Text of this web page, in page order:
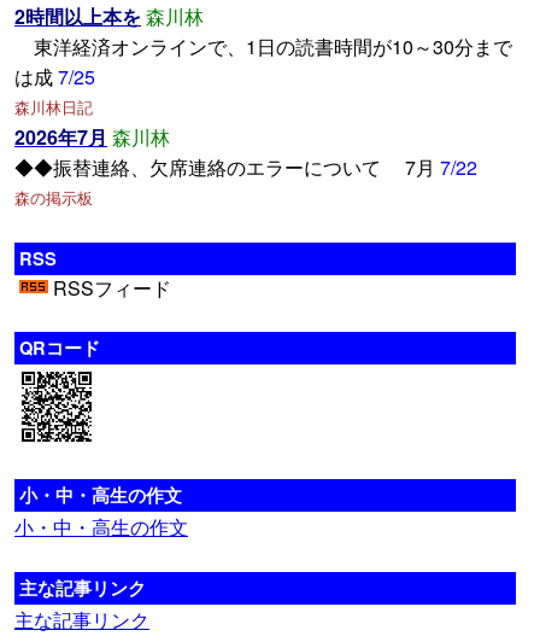
2時間以上本を森川林
東洋経済オンラインで、1日の読書時間が10～30分まで
は成7/25
森川林日記
2026年7月 森川林
◆◆振替連絡、欠席連絡のエラーについて 7月 7/22
森の掲示板
RSS
RSSフィード
QRコード
小・中・高生の作文
小・中・高生の作文
主な記事リンク
主な記事リンク